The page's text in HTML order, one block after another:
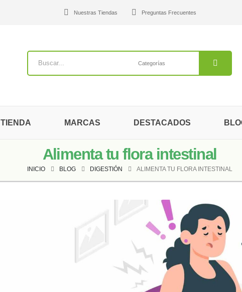
Nuestras Tiendas Preguntas Frecuentes
TIENDA MARCAS DESTACADOS
Alimenta tu flora intestinal
INICIO BLOG DIGESTIÓN ALIMENTA TU FLORA INTESTINAL